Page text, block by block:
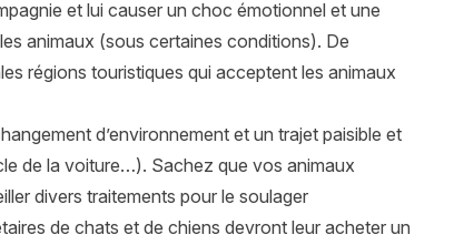
et lui causer un choc émotionnel et une
animaux (sous certaines conditions). De
régions touristiques qui acceptent les animaux
d’environnement et un trajet paisible et
de la voiture…). Sachez que vos animaux
divers traitements pour le soulager
de chats et de chiens devront leur acheter un